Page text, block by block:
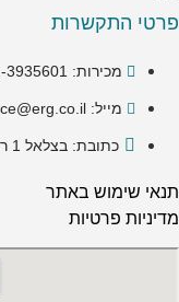
פרטי התקשרות
מכירות: 072-3935601
מייל: office@erg.co.il
כתובת: בצלאל 1 רמת גן
תנאי שימוש באתר
מדיניות פרטיות